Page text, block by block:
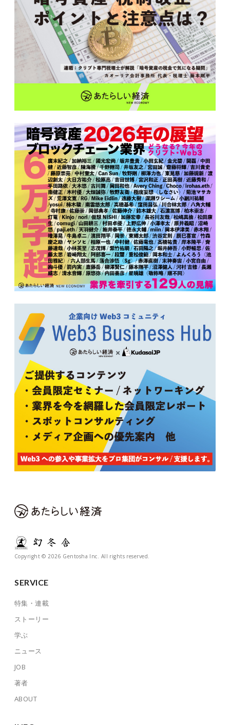
Copyright © 2026 Gentosha Inc. All rights reserved.
SERVICE
特集・連載
ストーリー
学ぶ
ニュース
JOB
著者
ABOUT